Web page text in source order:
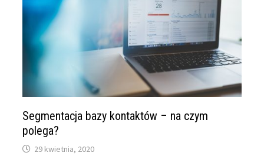
Segmentacja bazy kontaktów – na czym
polega?
29 kwietnia, 2020